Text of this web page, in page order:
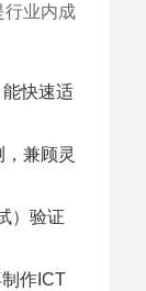
行业内成
快速适
兼顾灵
）验证
作ICT